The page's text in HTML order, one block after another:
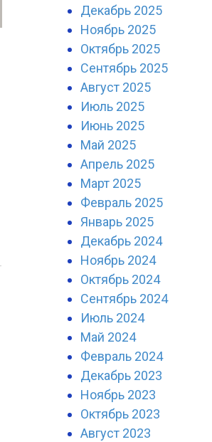
Декабрь 2025
Ноябрь 2025
Октябрь 2025
Сентябрь 2025
Август 2025
Июль 2025
Июнь 2025
Май 2025
Апрель 2025
Март 2025
Февраль 2025
Январь 2025
Декабрь 2024
Ноябрь 2024
Октябрь 2024
Сентябрь 2024
Июль 2024
Май 2024
Февраль 2024
Декабрь 2023
Ноябрь 2023
Октябрь 2023
Август 2023